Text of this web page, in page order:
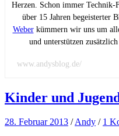
Herzen. Schon immer
über 15 Jahren begeisterter
Weberkümmern wir uns um
und unterstützen
www.andysblog.de/
Kinder und
28. Februar 2013 /Andy / 1